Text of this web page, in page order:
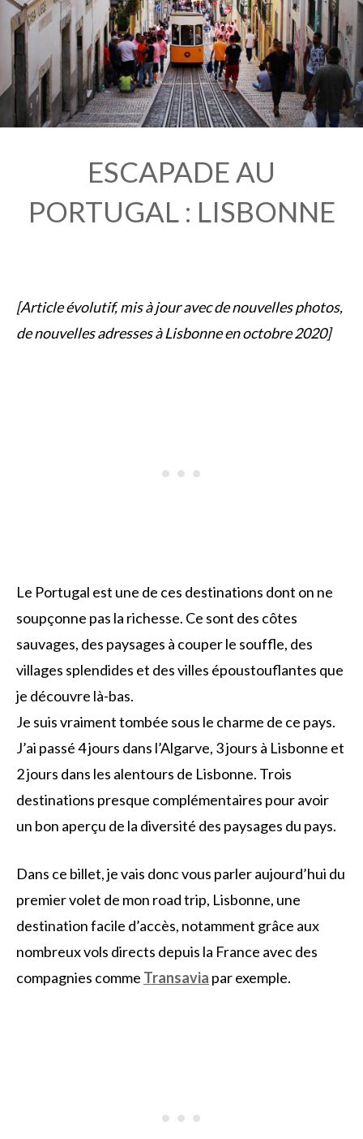
ESCAPADE AU
PORTUGAL : LISBONNE
[Article évolutif, mis à jour avec de nouvelles photos,
de nouvelles adresses à Lisbonne en octobre 2020]
Le Portugal est une de ces destinations dont on ne
soupçonne pas la richesse. Ce sont des côtes
sauvages, des paysages à couper le souffle, des
villages splendides et des villes époustouflantes que
je découvre là-bas.
Je suis vraiment tombée sous le charme de ce pays.
J’ai passé 4 jours dans l’Algarve, 3 jours à Lisbonne et
2 jours dans les alentours de Lisbonne. Trois
destinations presque complémentaires pour avoir
un bon aperçu de la diversité des paysages du pays.
Dans ce billet, je vais donc vous parler aujourd’hui du
premier volet de mon road trip, Lisbonne, une
destination facile d’accès, notamment grâce aux
nombreux vols directs depuis la France avec des
compagnies comme Transavia par exemple.